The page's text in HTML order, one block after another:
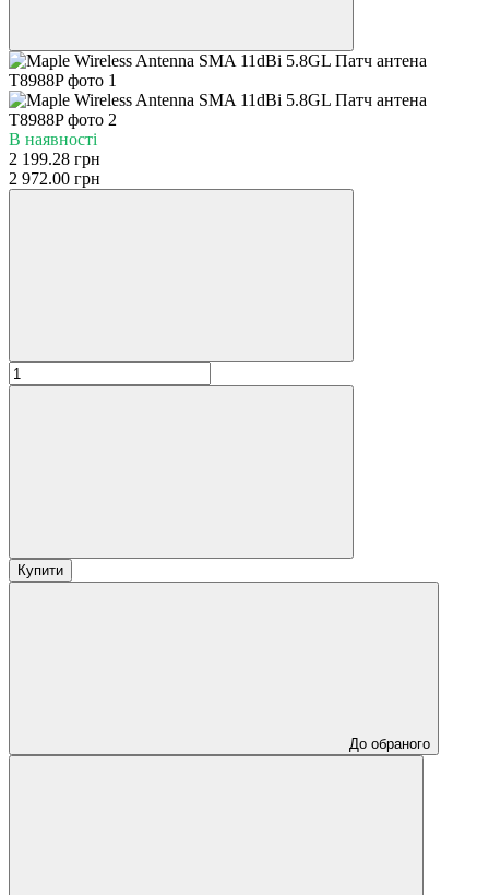
В наявності
2 199.28 грн
2 972.00 грн
Купити
До обраного